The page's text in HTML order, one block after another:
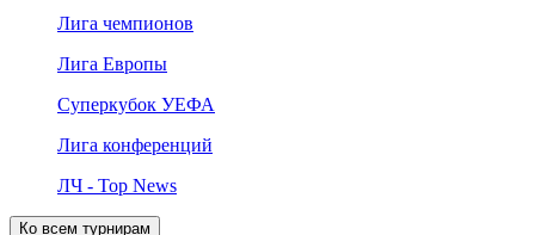
Лига чемпионов
Лига Европы
Суперкубок УЕФА
Лига конференций
ЛЧ - Top News
Ко всем турнирам